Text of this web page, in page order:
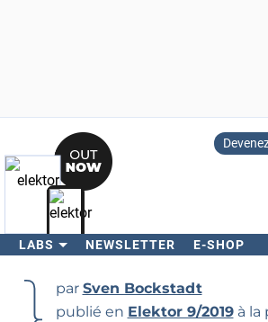
LABS NEWSLETTER E-SHOP
Rechercher
par Sven Bockstadt
publié en Elektor 9/2019à la